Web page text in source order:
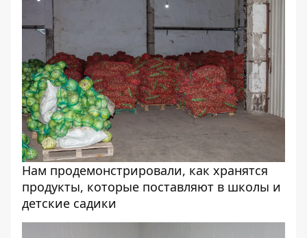
Нам продемонстрировали, как хранятся
продукты, которые поставляют в школы и
детские садики